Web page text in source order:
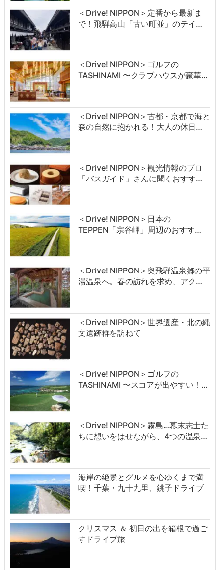
＜Drive! NIPPON＞定番から最新ま
で！飛騨高山「古い町並」のテイ…
＜Drive! NIPPON＞ゴルフの
TASHINAMI 〜クラブハウスが豪華…
＜Drive! NIPPON＞古都・京都で海と
森の自然に抱かれる！大人の休日…
＜Drive! NIPPON＞観光情報のプロ
「バスガイド」さんに聞くおすす…
＜Drive! NIPPON＞日本の
TEPPEN「宗谷岬」周辺のおすす…
＜Drive! NIPPON＞奥飛騨温泉郷の平
湯温泉へ。春の訪れを求め、アク…
＜Drive! NIPPON＞世界遺産・北の縄
文遺跡群を訪ねて
＜Drive! NIPPON＞ゴルフの
TASHINAMI 〜スコアが出やすい！…
＜Drive! NIPPON＞霧島…幕末志士た
ちに想いをはせながら、4つの温泉…
海岸の絶景とグルメを心ゆくまで満
喫！千葉・九十九里、銚子ドライブ
クリスマス ＆ 初日の出を箱根で過ご
すドライブ旅